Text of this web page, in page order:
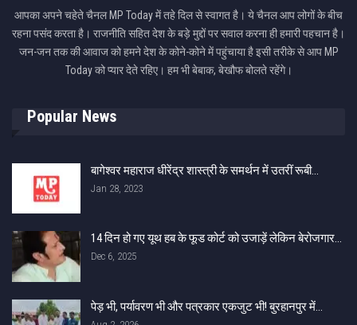
आपका अपने चहेते चैनल MP Today में तहे दिल से स्वागत है। ये चैनल आप लोगों के बीच
रहना पसंद करता है। राजनीति सहित देश के बड़े मुद्दों पर सवाल करना ही हमारी पहचान है।
जन-जन तक की आवाज को हमने देश के कोने-कोने में पहुंचाया है इसी तरीके से आप MP
Today को प्यार देते रहिए। हम भी बेबाक, बेखौफ बोलते रहेंगे।
Popular News
बागेश्वर महाराज धीरेंद्र शास्त्री के समर्थन में उतरीं रूबी…
Jan 28, 2023
14 दिन हो गए यूथ हब के फूड कोर्ट को उजाड़ें लेकिन बेरोजगार…
Dec 6, 2025
पेड़ भी, पर्यावरण भी और पत्रकार एकजुट भी! बुरहानपुर में…